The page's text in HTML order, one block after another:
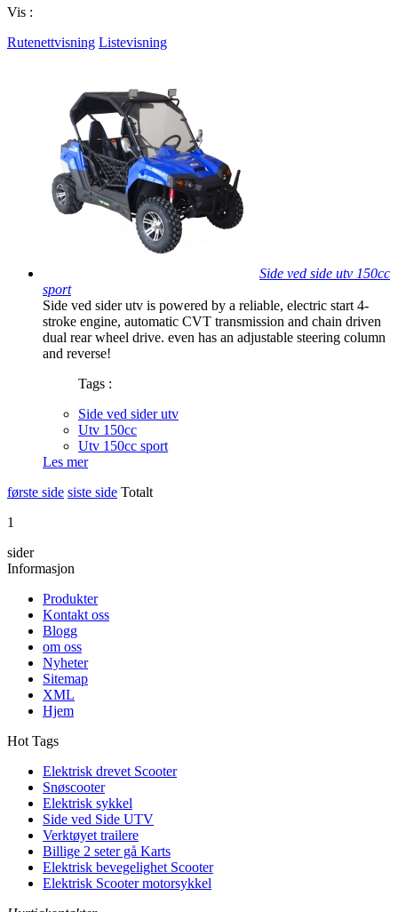
Vis :
Rutenettvisning Listevisning
Side ved side utv 150cc
sport
Side ved sider utv is powered by a reliable, electric start 4-
stroke engine, automatic CVT transmission and chain driven
dual rear wheel drive. even has an adjustable steering column
and reverse!
Tags :
Side ved sider utv
Utv 150cc
Utv 150cc sport
Les mer
første side siste side Totalt
1
sider
Informasjon
Produkter
Kontakt oss
Blogg
om oss
Nyheter
Sitemap
XML
Hjem
Hot Tags
Elektrisk drevet Scooter
Snøscooter
Elektrisk sykkel
Side ved Side UTV
Verktøyet trailere
Billige 2 seter gå Karts
Elektrisk bevegelighet Scooter
Elektrisk Scooter motorsykkel